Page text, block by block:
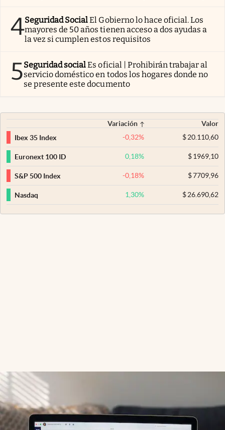
4Seguridad SocialEl Gobierno lo hace oficial. Los
mayores de 50 años tienen acceso a dos ayudas a
la vez si cumplen estos requisitos
5Seguridad socialEs oficial | Prohibirán trabajar al
servicio doméstico en todos los hogares donde no
se presente este documento
Variación
Valor
Ibex 35 Index
-0,32% $20.110,60
Euronext 100 ID 0,18% $1969,10
S&P 500 Index -0,18% $7709,96
Nasdaq 1,30% $26.690,62